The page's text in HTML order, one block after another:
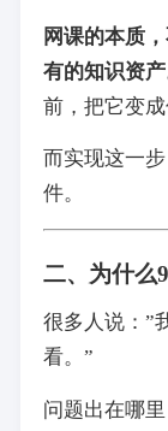
网课的本质
有的知识资产
前，把它变成
而实现这一
件。
二、为什么
很多人说：”
看。”
问题出在哪